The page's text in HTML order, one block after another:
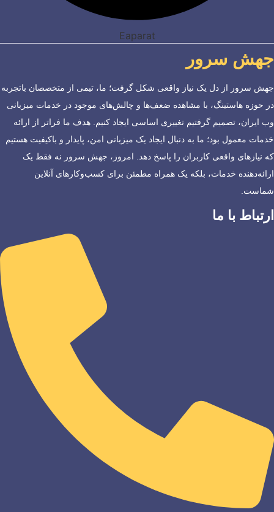
Eaparat
جهش سرور
جهش سرور از دل یک نیاز واقعی شکل گرفت؛ ما، تیمی از متخصصان باتجربه
در حوزه هاستینگ، با مشاهده ضعف‌ها و چالش‌های موجود در خدمات میزبانی
وب ایران، تصمیم گرفتیم تغییری اساسی ایجاد کنیم. هدف ما فراتر از ارائه
خدمات معمول بود؛ ما به دنبال ایجاد یک میزبانی امن، پایدار و باکیفیت هستیم
که نیازهای واقعی کاربران را پاسخ دهد. امروز، جهش سرور نه فقط یک
ارائه‌دهنده خدمات، بلکه یک همراه مطمئن برای کسب‌وکارهای آنلاین
شماست.
ارتباط با ما